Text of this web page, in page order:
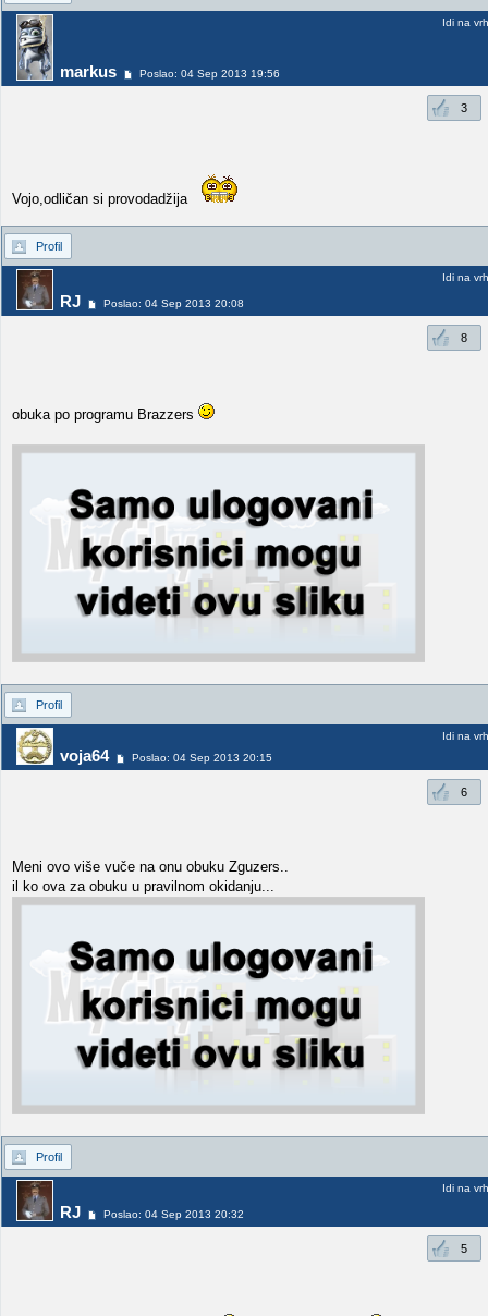
markus Poslao: 04 Sep 2013 19:56
Idi na vrh
3
Vojo,odličan si provodadžija
Profil
RJ Poslao: 04 Sep 2013 20:08
Idi na vrh
8
obuka po programu Brazzers
Profil
voja64 Poslao: 04 Sep 2013 20:15
Idi na vrh
6
Meni ovo više vuče na onu obuku Zguzers..
il ko ova za obuku u pravilnom okidanju...
Profil
RJ Poslao: 04 Sep 2013 20:32
Idi na vrh
5